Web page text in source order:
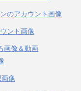
のアカウント画像
ント画像
画像＆動画
像